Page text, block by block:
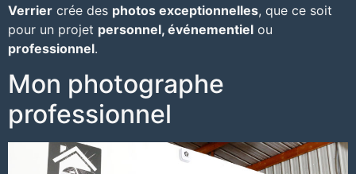
Verrier crée des photos exceptionnelles, que ce soit
pour un projet personnel, événementiel ou
professionnel.
Mon photographe
professionnel